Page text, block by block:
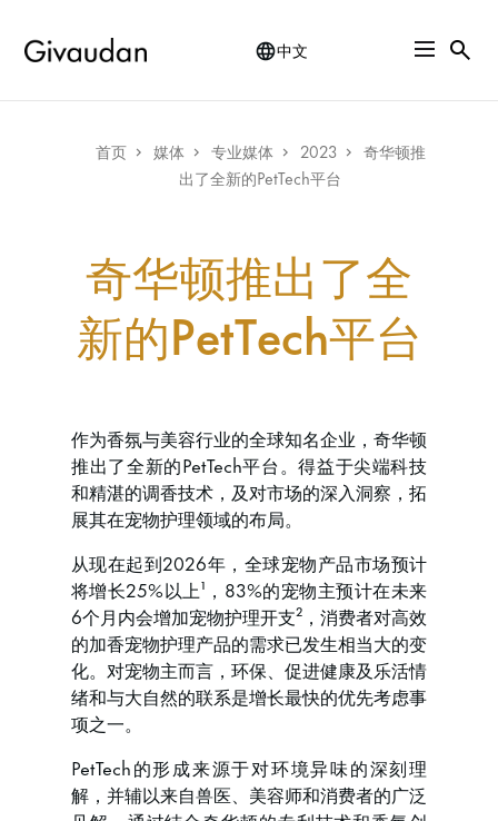
main
content
中文
Breadcrumb
首页 媒体 专业媒体 2023
奇华顿推
出了全新的PetTech平台
奇华顿推出了全
新的PetTech平台
作为香氛与美容行业的全球知名企业，奇华顿
推出了全新的PetTech平台。得益于尖端科技
和精湛的调香技术，及对市场的深入洞察，拓
展其在宠物护理领域的布局。
从现在起到2026年，全球宠物产品市场预计
将增长25%以上¹，83%的宠物主预计在未来
6个月内会增加宠物护理开支²，消费者对高效
的加香宠物护理产品的需求已发生相当大的变
化。对宠物主而言，环保、促进健康及乐活情
绪和与大自然的联系是增长最快的优先考虑事
项之一。
PetTech的形成来源于对环境异味的深刻理
解，并辅以来自兽医、美容师和消费者的广泛